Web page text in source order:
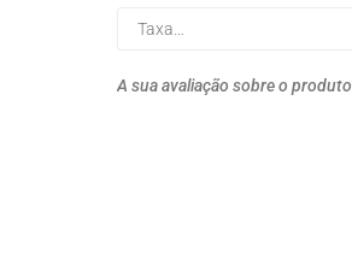
A sua avaliação sobre o produto